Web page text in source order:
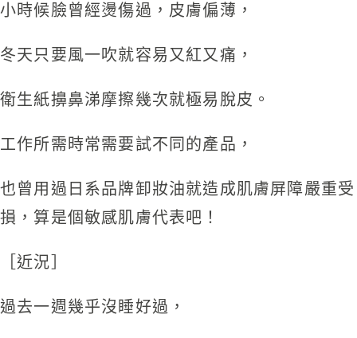
小時候臉曾經燙傷過，皮膚偏薄，
冬天只要風一吹就容易又紅又痛，
衛生紙擤鼻涕摩擦幾次就極易脫皮。
工作所需時常需要試不同的產品，
也曾用過日系品牌卸妝油就造成肌膚屏障嚴重受
損，算是個敏感肌膚代表吧！
［近況］
過去一週幾乎沒睡好過，